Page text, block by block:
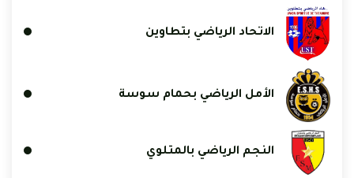
الاتحاد الرياضي بتطاوين
الأمل الرياضي بحمام سوسة
النجم الرياضي بالمتلوي